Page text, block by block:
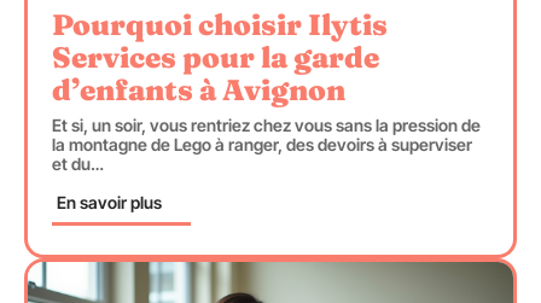
Pourquoi choisir Ilytis
Services pour la garde
d’enfants à Avignon
Et si, un soir, vous rentriez chez vous sans la pression de
la montagne de Lego à ranger, des devoirs à superviser
et du…
En savoir plus